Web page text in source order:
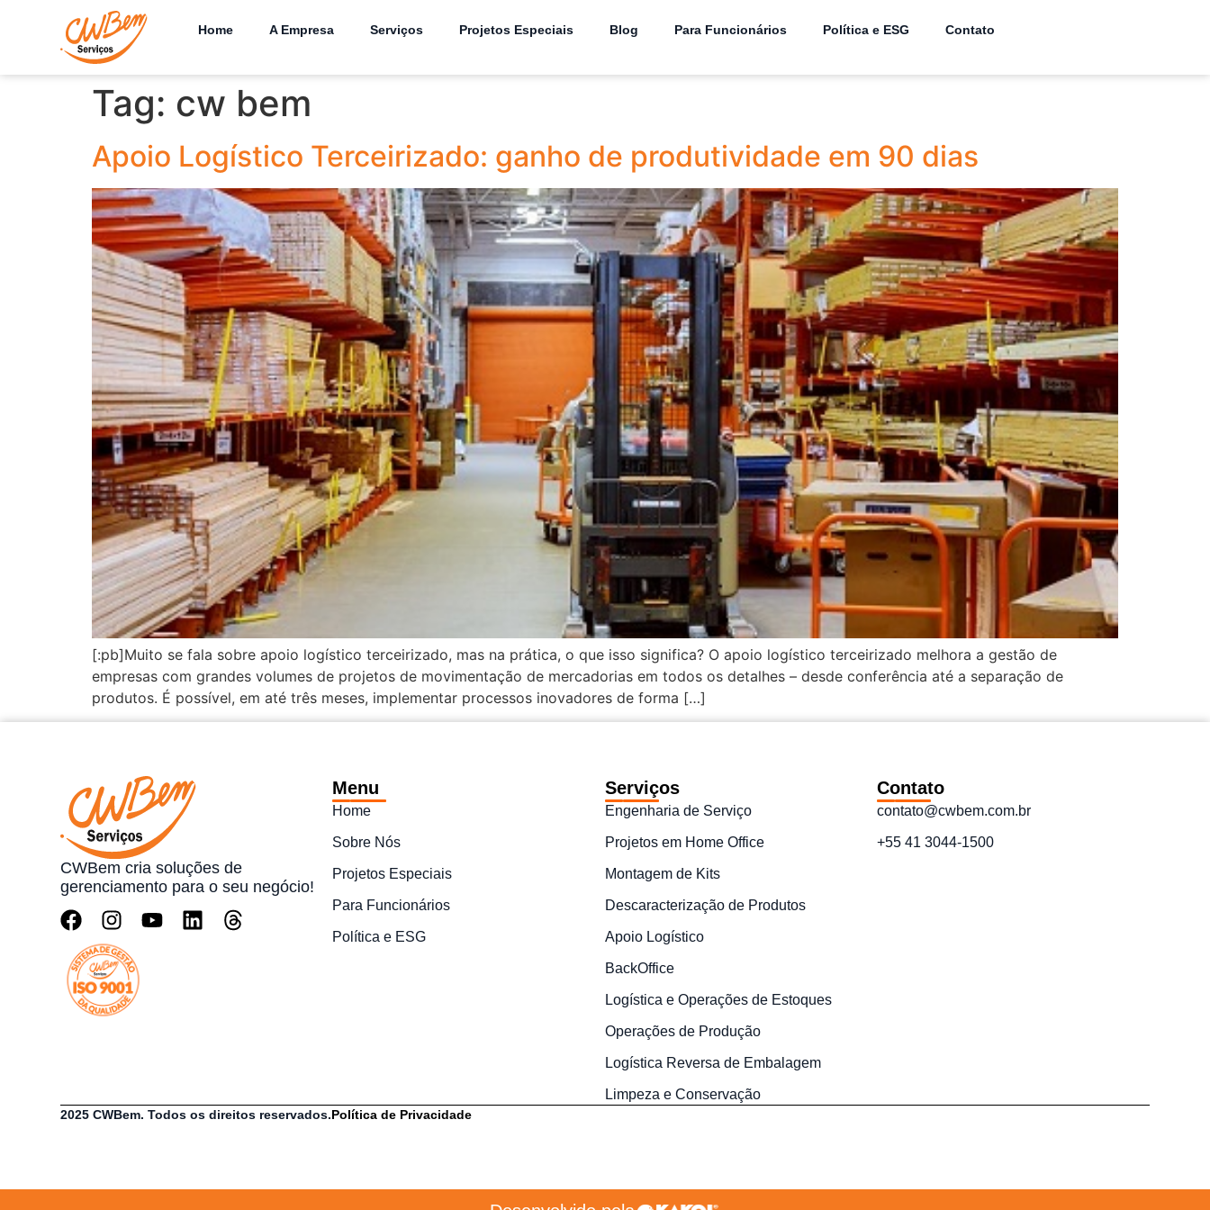
Home A Empresa Serviços Projetos Especiais Blog Para Funcionários Política e ESG Contato
Tag: cw bem
Apoio Logístico Terceirizado: ganho de produtividade em 90 dias
[:pb]Muito se fala sobre apoio logístico terceirizado, mas na prática, o que isso significa? O apoio logístico terceirizado melhora a gestão de
empresas com grandes volumes de projetos de movimentação de mercadorias em todos os detalhes – desde conferência até a separação de
produtos. É possível, em até três meses, implementar processos inovadores de forma […]
CWBem cria soluções de
gerenciamento para o seu negócio!
Menu
Home
Sobre Nós
Projetos Especiais
Para Funcionários
Política e ESG
Serviços
Engenharia de Serviço
Projetos em Home Office
Montagem de Kits
Descaracterização de Produtos
Apoio Logístico
BackOffice
Logística e Operações de Estoques
Operações de Produção
Logística Reversa de Embalagem
Limpeza e Conservação
Contato
contato@cwbem.com.br
+55 41 3044-1500
2025 CWBem. Todos os direitos reservados.Política de Privacidade